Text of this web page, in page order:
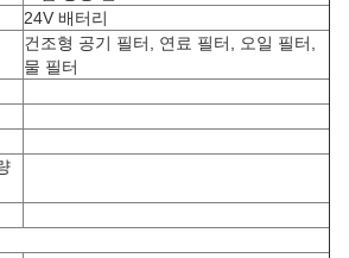
24V 배터리
건조형 공기 필터, 연료 필터, 오일 필터,
물 필터